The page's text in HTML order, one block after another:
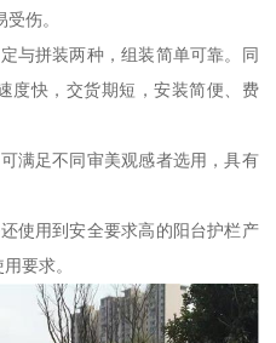
伤。
与拼装两种，组装简单可靠。同
度快，交货期短，安装简便、费
满足不同审美观感者选用，具有
使用到安全要求高的阳台护栏产
要求。